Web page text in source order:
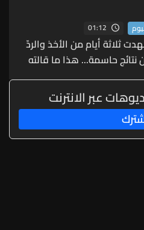
01:12
ثلاثة أيام من الأخذ والردّ
حاسمة... هذا ما قالته
عبر الانترنت